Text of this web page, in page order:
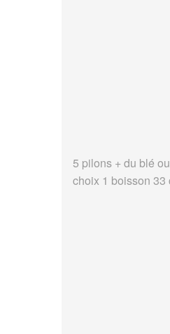
5 pilons + du blé
choix 1 boisson 33